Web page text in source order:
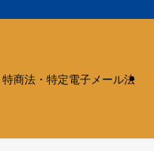
特商法・特定電子メール法